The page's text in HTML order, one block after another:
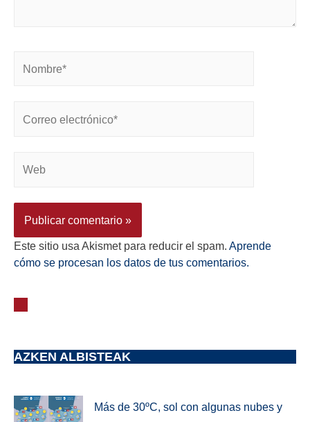
Este sitio usa Akismet para reducir el spam. Aprende
cómo se procesan los datos de tus comentarios.
AZKEN ALBISTEAK
Más de 30ºC, sol con algunas nubes y